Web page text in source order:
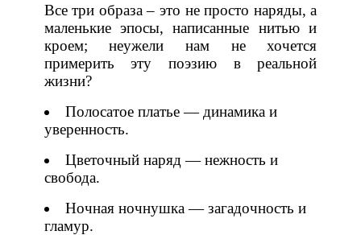
Все три образа – это не просто наряды, а
маленькие эпосы, написанные нитью и
кроем; неужели нам не хочется
примерить эту поэзию в реальной
жизни?
Полосатое платье — динамика и
уверенность.
Цветочный наряд — нежность и
свобода.
Ночная ночнушка — загадочность и
гламур.